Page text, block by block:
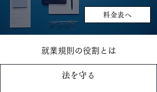
料金表へ
​就業規則の役割とは
法を守る